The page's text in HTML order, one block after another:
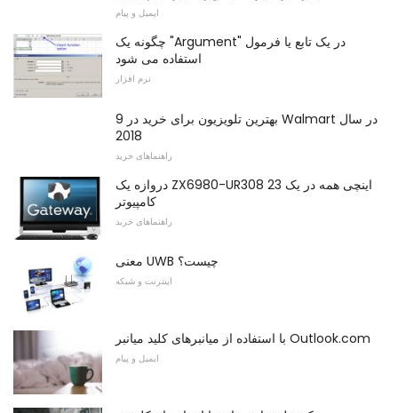
ایمیل و پیام
چگونه یک "Argument" در یک تابع یا فرمول
استفاده می شود
نرم افزار
9 بهترین تلویزیون برای خرید در Walmart در سال
2018
راهنماهای خرید
دروازه یک ZX6980-UR308 23 اینچی همه در یک
کامپیوتر
راهنماهای خرید
معنی UWB چیست؟
اینترنت و شبکه
با استفاده از میانبرهای کلید میانبر Outlook.com
ایمیل و پیام